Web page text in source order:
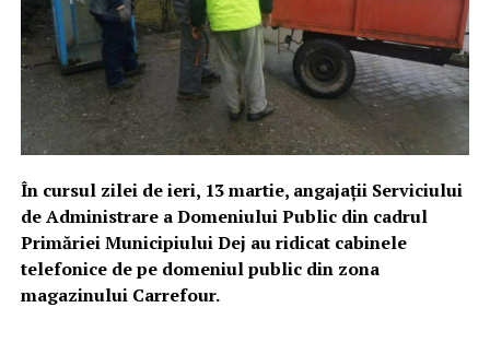
În cursul zilei de ieri, 13 martie, angajații Serviciului
de Administrare a Domeniului Public din cadrul
Primăriei Municipiului Dej au ridicat cabinele
telefonice de pe domeniul public din zona
magazinului Carrefour.